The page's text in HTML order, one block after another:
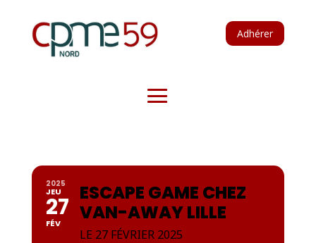
Adhérer
2025
JEU
27
FÉV
ESCAPE GAME CHEZ
VAN-AWAY LILLE
LE 27 FÉVRIER 2025